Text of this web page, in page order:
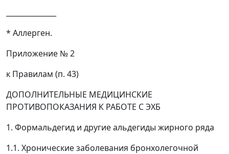
* Аллерген.
Приложение № 2
к Правилам (п. 43)
ДОПОЛНИТЕЛЬНЫЕ МЕДИЦИНСКИЕ
ПРОТИВОПОКАЗАНИЯ К РАБОТЕ С ЭХБ
1. Формальдегид и другие альдегиды жирного ряда
1.1. Хронические заболевания бронхолегочной